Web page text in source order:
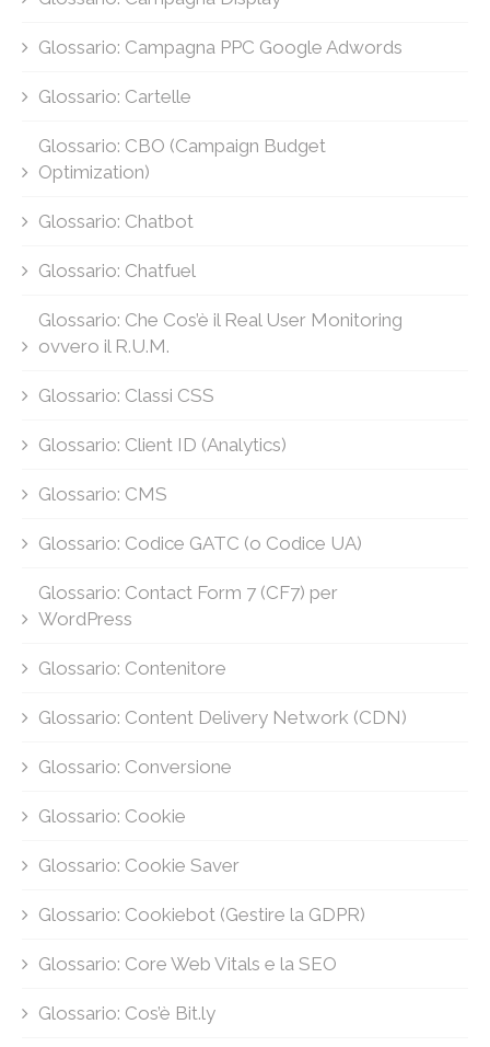
Glossario: Campagna PPC Google Adwords
Glossario: Cartelle
Glossario: CBO (Campaign Budget
Optimization)
Glossario: Chatbot
Glossario: Chatfuel
Glossario: Che Cos’è il Real User Monitoring
ovvero il R.U.M.
Glossario: Classi CSS
Glossario: Client ID (Analytics)
Glossario: CMS
Glossario: Codice GATC (o Codice UA)
Glossario: Contact Form 7 (CF7) per
WordPress
Glossario: Contenitore
Glossario: Content Delivery Network (CDN)
Glossario: Conversione
Glossario: Cookie
Glossario: Cookie Saver
Glossario: Cookiebot (Gestire la GDPR)
Glossario: Core Web Vitals e la SEO
Glossario: Cos’è Bit.ly